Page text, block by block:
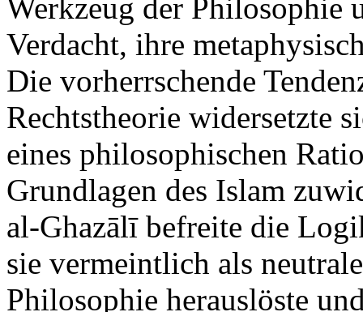
Werkzeug der Philosophie
Verdacht, ihre
Die vorherrschende
Rechtstheorie widersetzte
eines philosophischen
Grundlagen des Islam
al-Ghazālī befreite die
sie vermeintlich als
Philosophie herauslöste